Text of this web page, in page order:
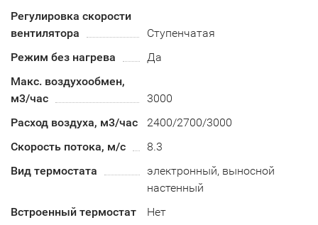
Регулировка скорости
вентилятора
Ступенчатая
Режим без нагрева
Да
Макс. воздухообмен,
м3/час
3000
Расход воздуха, м3/час
2400/2700/3000
Скорость потока, м/с
8.3
Вид термостата
электронный, выносной
настенный
Встроенный термостат
Нет